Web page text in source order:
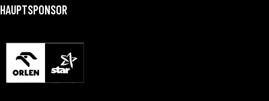
HAUPTSPONSOR